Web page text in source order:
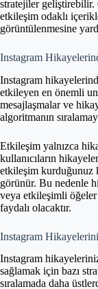
stratejiler geliştirebilir.
etkileşim odaklı
görüntülenmesine
Instagram
Instagram
etkileyen en önemli
mesajlaşmalar ve
algoritmanın
Etkileşim yalnızca
kullanıcıların
etkileşim kurduğunuz
görünür. Bu nedenle
veya etkileşimli
faydalı olacaktır.
Instagram
Instagram
sağlamak için bazı
sıralamada daha